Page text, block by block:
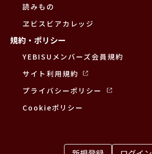
読みもの
ヱビスビアカレッジ
規約・ポリシー
YEBISUメンバーズ会員規約
サイト利用規約
プライバシーポリシー
Cookieポリシー